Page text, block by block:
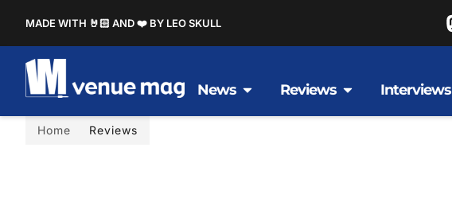
MADE WITH 🤘🏻 AND ❤️ BY LEO SKULL
News Reviews Interviews
Home Reviews